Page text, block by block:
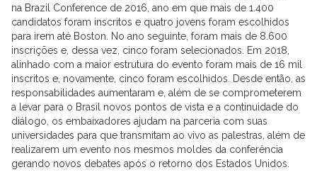
na Brazil Conference de 2016, ano em que mais de 1.400
candidatos foram inscritos e quatro jovens foram escolhidos
para irem até Boston. No ano seguinte, foram mais de 8.600
inscrições e, dessa vez, cinco foram selecionados. Em 2018,
alinhado com a maior estrutura do evento foram mais de 16 mil
inscritos e, novamente, cinco foram escolhidos. Desde então, as
responsabilidades aumentaram e, além de se comprometerem
a levar para o Brasil novos pontos de vista e a continuidade do
diálogo, os embaixadores ajudam na parceria com suas
universidades para que transmitam ao vivo as palestras, além de
realizarem um evento nos mesmos moldes da conferência
gerando novos debates após o retorno dos Estados Unidos.